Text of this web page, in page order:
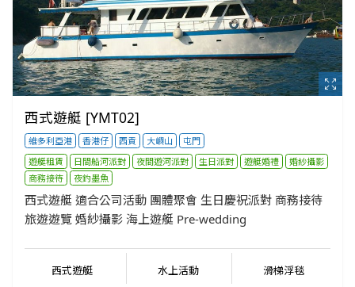
西式遊艇 [YMT02]
維多利亞港 香港仔 西貢 大嶼山
屯門
遊艇租賃
日間船河派對 夜間遊河派對 生日派對 遊艇婚禮
婚紗攝影
商務接待
夜釣墨魚
西式遊艇 適合公司活動 團體聚會 生日慶祝派對 商務接待
旅遊遊覽 婚紗攝影 海上遊艇 Pre-wedding
西式遊艇 水上活動 滑梯浮毯